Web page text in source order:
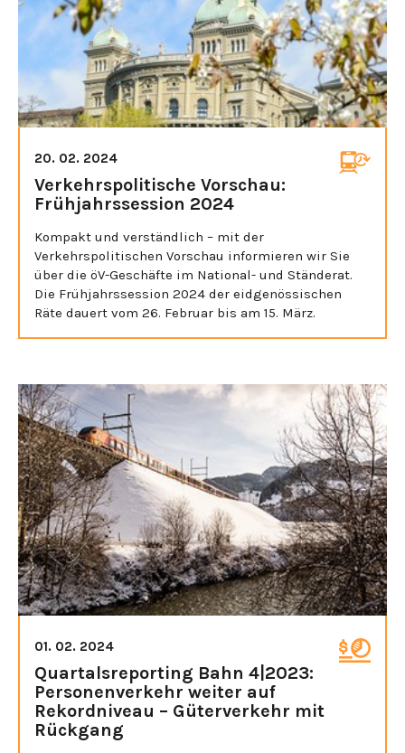
20. 02. 2024
Verkehrspolitische Vorschau:
Frühjahrssession 2024
Kompakt und verständlich – mit der
Verkehrspolitischen Vorschau informieren wir Sie
über die öV-Geschäfte im National- und Ständerat.
Die Frühjahrssession 2024 der eidgenössischen
Räte dauert vom 26. Februar bis am 15. März.
01. 02. 2024
Quartalsreporting Bahn 4|2023:
Personenverkehr weiter auf
Rekordniveau – Güterverkehr mit
Rückgang